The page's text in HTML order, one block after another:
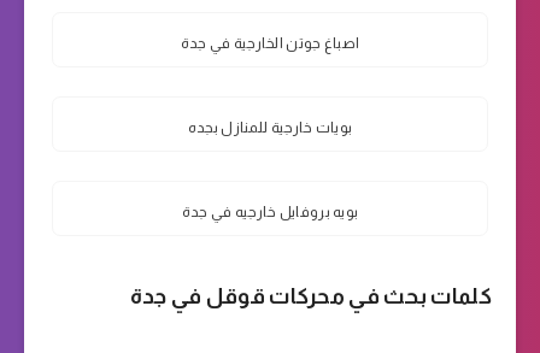
اصباغ جوتن الخارجية في جدة
بويات خارجية للمنازل بجده
بويه بروفايل خارجيه في جدة
كلمات بحث في محركات قوقل في جدة